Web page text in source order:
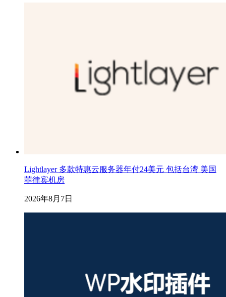
Lightlayer 多款特惠云服务器年付24美元 包括台湾 美国
菲律宾机房
2026年8月7日